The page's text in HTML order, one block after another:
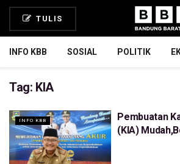
TULIS
INFO KBB SOSIAL POLITIK
Tag: KIA
INFO KBB
Pembuatan
(KIA)